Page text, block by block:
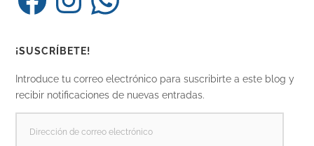
¡SUSCRÍBETE!
Introduce tu correo electrónico para suscribirte a este blog y
recibir notificaciones de nuevas entradas.